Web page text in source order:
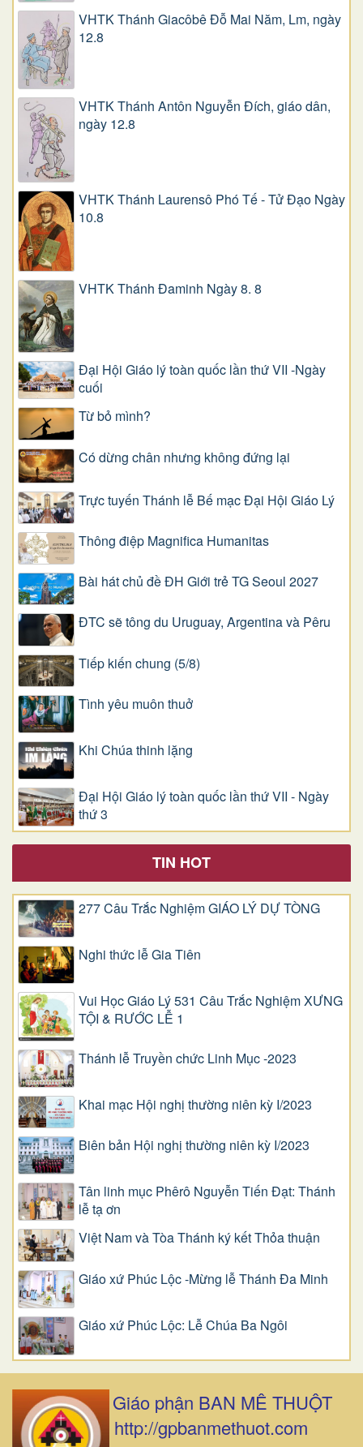
VHTK Thánh Giacôbê Ðỗ Mai Năm, Lm, ngày
12.8
VHTK Thánh Antôn Nguyễn Ðích, giáo dân,
ngày 12.8
VHTK Thánh Laurensô Phó Tế - Tử Đạo Ngày
10.8
VHTK Thánh Đaminh Ngày 8. 8
Đại Hội Giáo lý toàn quốc lần thứ VII -Ngày
cuối
Từ bỏ mình?
Có dừng chân nhưng không đứng lại
Trực tuyến Thánh lễ Bế mạc Đại Hội Giáo Lý
Thông điệp Magnifica Humanitas
Bài hát chủ đề ĐH Giới trẻ TG Seoul 2027
ĐTC sẽ tông du Uruguay, Argentina và Pêru
Tiếp kiến chung (5/8)
Tình yêu muôn thuở
Khi Chúa thinh lặng
Đại Hội Giáo lý toàn quốc lần thứ VII - Ngày
thứ 3
TIN HOT
277 Câu Trắc Nghiệm GIÁO LÝ DỰ TÒNG
Nghi thức lễ Gia Tiên
Vui Học Giáo Lý 531 Câu Trắc Nghiệm XƯNG
TỘI & RƯỚC LỄ 1
Thánh lễ Truyền chức Linh Mục -2023
Khai mạc Hội nghị thường niên kỳ I/2023
Biên bản Hội nghị thường niên kỳ I/2023
Tân linh mục Phêrô Nguyễn Tiến Đạt: Thánh
lễ tạ ơn
Việt Nam và Tòa Thánh ký kết Thỏa thuận
Giáo xứ Phúc Lộc -Mừng lễ Thánh Đa Minh
Giáo xứ Phúc Lộc: Lễ Chúa Ba Ngôi
Giáo phận BAN MÊ THUỘT
http://gpbanmethuot.com